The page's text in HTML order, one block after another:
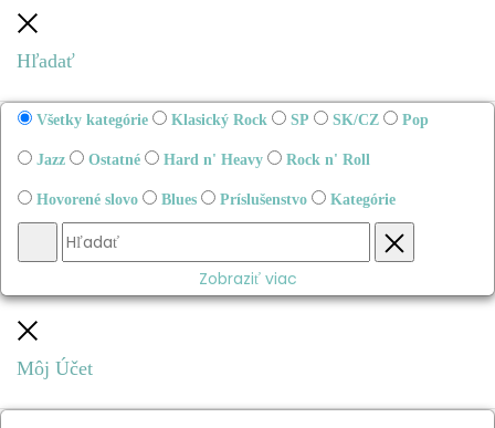
Hľadať
Všetky kategórie Klasický Rock SP SK/CZ Pop
Jazz Ostatné Hard n' Heavy Rock n' Roll
Hovorené slovo Blues Príslušenstvo Kategórie
Zobraziť viac
Môj Účet